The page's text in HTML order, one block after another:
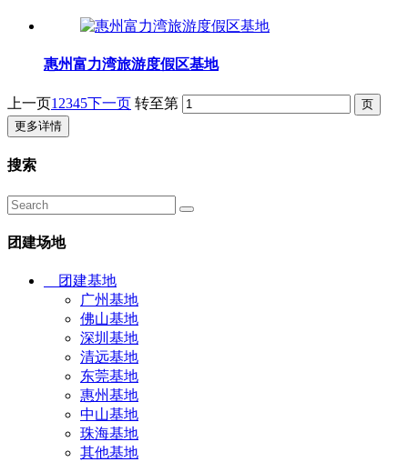
惠州富力湾旅游度假区基地
上一页1 2345下一页 转至第
更多详情
搜索
团建场地
团建基地
广州基地
佛山基地
深圳基地
清远基地
东莞基地
惠州基地
中山基地
珠海基地
其他基地